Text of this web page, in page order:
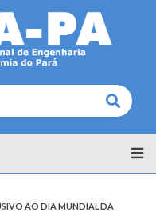
Buscar
AO DIA MUNDIAL DA